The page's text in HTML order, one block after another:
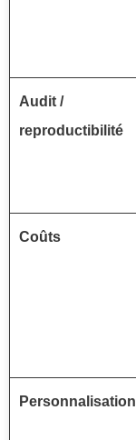
Audit /
reproductibilité
Coûts
Personnalisation